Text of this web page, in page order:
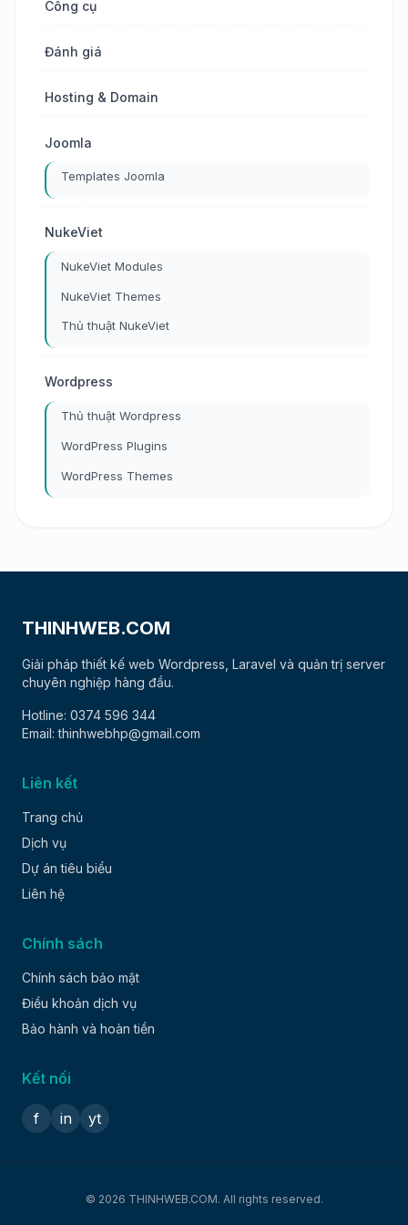
Công cụ
Đánh giá
Hosting & Domain
Joomla
Templates Joomla
NukeViet
NukeViet Modules
NukeViet Themes
Thủ thuật NukeViet
Wordpress
Thủ thuật Wordpress
WordPress Plugins
WordPress Themes
THINHWEB.COM
Giải pháp thiết kế web Wordpress, Laravel và quản trị server
chuyên nghiệp hàng đầu.
Hotline: 0374 596 344
Email: thinhwebhp@gmail.com
Liên kết
Trang chủ
Dịch vụ
Dự án tiêu biểu
Liên hệ
Chính sách
Chính sách bảo mật
Điều khoản dịch vụ
Bảo hành và hoàn tiền
Kết nối
f in yt
© 2026 THINHWEB.COM. All rights reserved.